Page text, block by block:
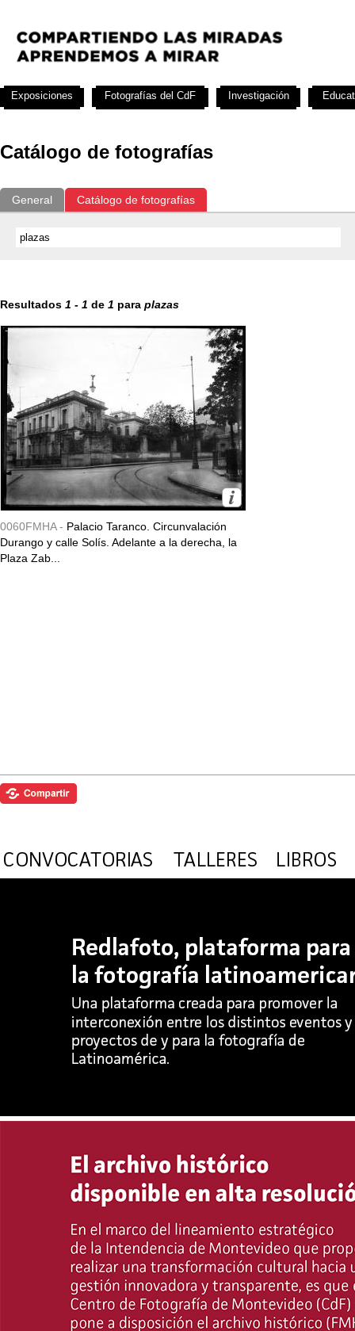
Catálogo de fotografías
General Catálogo de fotografías
Resultados 1 - 1 de 1 para plazas
0060FMHA - Palacio Taranco. Circunvalación
Durango y calle Solís. Adelante a la derecha, la
Plaza Zab...
Exposiciones Fotografías del CdF Investigación